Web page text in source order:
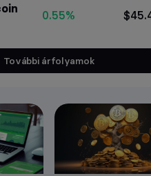
0.55%
További árfolyamok